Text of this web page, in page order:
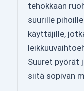
tehokkaan
suurille
käyttäjille,
Suuret pyörät
siitä sopivan